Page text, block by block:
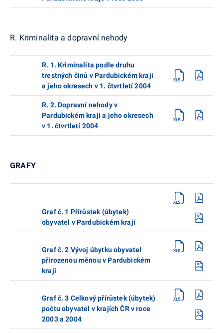
R. Kriminalita a dopravní nehody
R. 1. Kriminalita podle druhu
trestných činů v Pardubickém kraji
a jeho okresech v 1. čtvrtletí 2004
R. 2. Dopravní nehody v
Pardubickém kraji a jeho okresech
v 1. čtvrtletí 2004
GRAFY
Graf č. 1 Přírůstek (úbytek)
obyvatel v Pardubickém kraji
Graf č. 2 Vývoj úbytku obyvatel
přirozenou měnou v Pardubickém
kraji
Graf č. 3 Celkový přírůstek (úbytek)
počtu obyvatel v krajích ČR v roce
2003 a 2004